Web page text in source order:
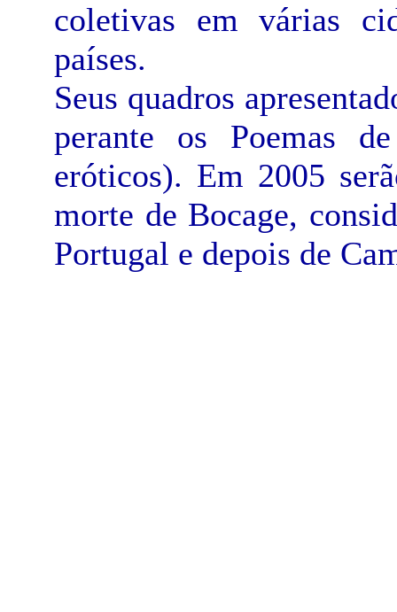
coletivas em várias
países.
Seus quadros
perante os Poemas
eróticos). Em 2005
morte de Bocage,
Portugal e depois de